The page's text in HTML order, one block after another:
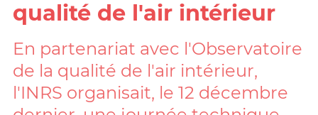
qualité de l'air intérieur
En partenariat avec l'Observatoire
de la qualité de l'air intérieur,
l'INRS organisait, le 12 décembre